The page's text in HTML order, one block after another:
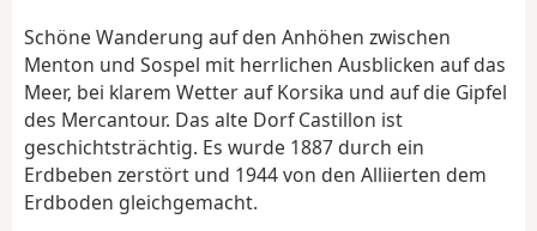
a
t
Schöne Wanderung auf den Anhöhen zwischen
Menton und Sospel mit herrlichen Ausblicken auf das
Meer, bei klarem Wetter auf Korsika und auf die Gipfel
des Mercantour. Das alte Dorf Castillon ist
geschichtsträchtig. Es wurde 1887 durch ein
Erdbeben zerstört und 1944 von den Alliierten dem
Erdboden gleichgemacht.